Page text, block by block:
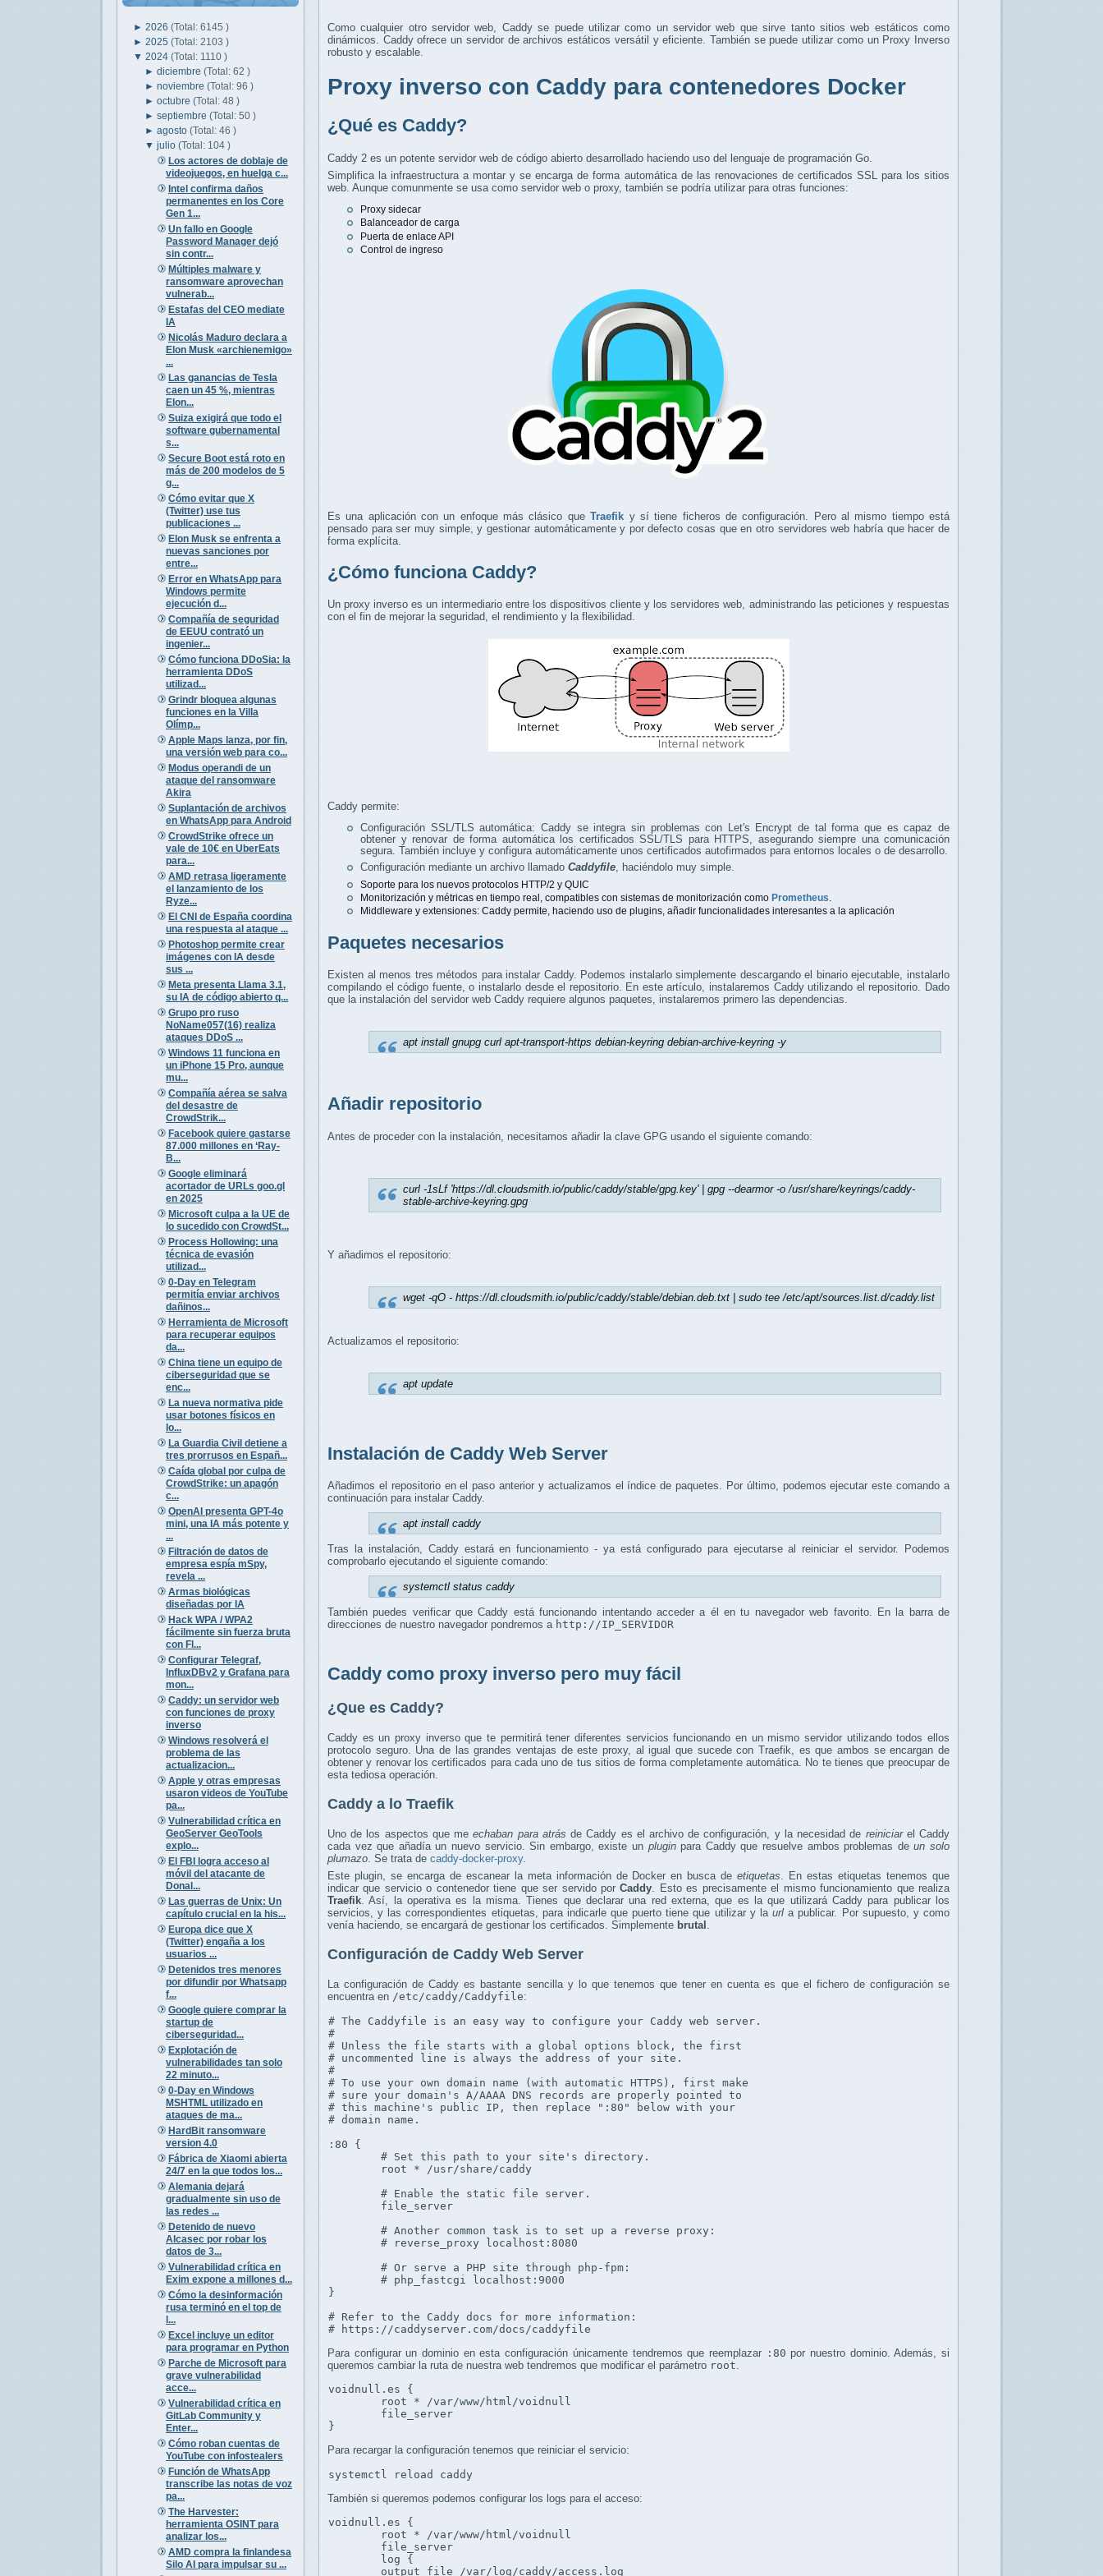
► 2026 (Total: 6145 )
► 2025 (Total: 2103 )
▼ 2024 (Total: 1110 )
►diciembre(Total: 62 )
►noviembre(Total: 96 )
►octubre(Total: 48 )
►septiembre(Total: 50 )
►agosto(Total: 46 )
▼julio(Total: 104 )
Los actores de doblaje de
videojuegos, en huelga c...
Intel confirma daños
permanentes en los Core
Gen 1...
Un fallo en Google
Password Manager dejó
sin contr...
Múltiples malware y
ransomware aprovechan
vulnerab...
Estafas del CEO mediate
IA
Nicolás Maduro declara a
Elon Musk «archienemigo»
...
Las ganancias de Tesla
caen un 45 %, mientras
Elon...
Suiza exigirá que todo el
software gubernamental
s...
Secure Boot está roto en
más de 200 modelos de 5
g...
Cómo evitar que X
(Twitter) use tus
publicaciones ...
Elon Musk se enfrenta a
nuevas sanciones por
entre...
Error en WhatsApp para
Windows permite
ejecución d...
Compañía de seguridad
de EEUU contrató un
ingenier...
Cómo funciona DDoSia: la
herramienta DDoS
utilizad...
Grindr bloquea algunas
funciones en la Villa
Olímp...
Apple Maps lanza, por fin,
una versión web para co...
Modus operandi de un
ataque del ransomware
Akira
Suplantación de archivos
en WhatsApp para Android
CrowdStrike ofrece un
vale de 10€ en UberEats
para...
AMD retrasa ligeramente
el lanzamiento de los
Ryze...
El CNI de España coordina
una respuesta al ataque ...
Photoshop permite crear
imágenes con IA desde
sus ...
Meta presenta Llama 3.1,
su IA de código abierto q...
Grupo pro ruso
NoName057(16) realiza
ataques DDoS ...
Windows 11 funciona en
un iPhone 15 Pro, aunque
mu...
Compañía aérea se salva
del desastre de
CrowdStrik...
Facebook quiere gastarse
87.000 millones en ‘Ray-
B...
Google eliminará
acortador de URLs goo.gl
en 2025
Microsoft culpa a la UE de
lo sucedido con CrowdSt...
Process Hollowing: una
técnica de evasión
utilizad...
0-Day en Telegram
permitía enviar archivos
dañinos...
Herramienta de Microsoft
para recuperar equipos
da...
China tiene un equipo de
ciberseguridad que se
enc...
La nueva normativa pide
usar botones físicos en
lo...
La Guardia Civil detiene a
tres prorrusos en Españ...
Caída global por culpa de
CrowdStrike: un apagón
c...
OpenAI presenta GPT-4o
mini, una IA más potente y
...
Filtración de datos de
empresa espía mSpy,
revela ...
Armas biológicas
diseñadas por IA
Hack WPA / WPA2
fácilmente sin fuerza bruta
con Fl...
Configurar Telegraf,
InfluxDBv2 y Grafana para
mon...
Caddy: un servidor web
con funciones de proxy
inverso
Windows resolverá el
problema de las
actualizacion...
Apple y otras empresas
usaron videos de YouTube
pa...
Vulnerabilidad crítica en
GeoServer GeoTools
explo...
El FBI logra acceso al
móvil del atacante de
Donal...
Las guerras de Unix: Un
capítulo crucial en la his...
Europa dice que X
(Twitter) engaña a los
usuarios ...
Detenidos tres menores
por difundir por Whatsapp
f...
Google quiere comprar la
startup de
ciberseguridad...
Explotación de
vulnerabilidades tan solo
22 minuto...
0-Day en Windows
MSHTML utilizado en
ataques de ma...
HardBit ransomware
version 4.0
Fábrica de Xiaomi abierta
24/7 en la que todos los...
Alemania dejará
gradualmente sin uso de
las redes ...
Detenido de nuevo
Alcasec por robar los
datos de 3...
Vulnerabilidad crítica en
Exim expone a millones d...
Cómo la desinformación
rusa terminó en el top de
l...
Excel incluye un editor
para programar en Python
Parche de Microsoft para
grave vulnerabilidad
acce...
Vulnerabilidad crítica en
GitLab Community y
Enter...
Cómo roban cuentas de
YouTube con infostealers
Función de WhatsApp
transcribe las notas de voz
pa...
The Harvester:
herramienta OSINT para
analizar los...
AMD compra la finlandesa
Silo AI para impulsar su ...
Como cualquier otro servidor web, Caddy se puede utilizar como un servidor web que sirve tanto sitios web estáticos como
dinámicos. Caddy ofrece un servidor de archivos estáticos versátil y eficiente. También se puede utilizar como un Proxy Inverso
robusto y escalable.
Proxy inverso con Caddy para contenedores Docker
¿Qué es Caddy?
Caddy 2 es un potente servidor web de código abierto desarrollado haciendo uso del lenguaje de programación Go.
Simplifica la infraestructura a montar y se encarga de forma automática de las renovaciones de certificados SSL para los sitios
web. Aunque comunmente se usa como servidor web o proxy, también se podría utilizar para otras funciones:
Proxy sidecar
Balanceador de carga
Puerta de enlace API
Control de ingreso
Es una aplicación con un enfoque más clásico queTraefik y sí tiene ficheros de configuración. Pero al mismo tiempo está
pensado para ser muy simple, y gestionar automáticamente y por defecto cosas que en otro servidores web habría que hacer de
forma explícita.
¿Cómo funciona Caddy?
Un proxy inverso es un intermediario entre los dispositivos cliente y los servidores web, administrando las peticiones y respuestas
con el fin de mejorar la seguridad, el rendimiento y la flexibilidad.
Caddy permite:
Configuración SSL/TLS automática: Caddy se integra sin problemas con Let's Encrypt de tal forma que es capaz de
obtener y renovar de forma automática los certificados SSL/TLS para HTTPS, asegurando siempre una comunicación
segura. También incluye y configura automáticamente unos certificados autofirmados para entornos locales o de desarrollo.
Configuración mediante un archivo llamado Caddyfile, haciéndolo muy simple.
Soporte para los nuevos protocolos HTTP/2 y QUIC
Monitorización y métricas en tiempo real, compatibles con sistemas de monitorización como Prometheus.
Middleware y extensiones: Caddy permite, haciendo uso de plugins, añadir funcionalidades interesantes a la aplicación
Paquetes necesarios
Existen al menos tres métodos para instalar Caddy. Podemos instalarlo simplemente descargando el binario ejecutable, instalarlo
compilando el código fuente, o instalarlo desde el repositorio. En este artículo, instalaremos Caddy utilizando el repositorio. Dado
que la instalación del servidor web Caddy requiere algunos paquetes, instalaremos primero las dependencias.
apt install gnupg curl apt-transport-https debian-keyring debian-archive-keyring -y
Añadir repositorio
Antes de proceder con la instalación, necesitamos añadir la clave GPG usando el siguiente comando:
curl -1sLf 'https://dl.cloudsmith.io/public/caddy/stable/gpg.key' | gpg --dearmor -o /usr/share/keyrings/caddy-
stable-archive-keyring.gpg
Y añadimos el repositorio:
wget -qO - https://dl.cloudsmith.io/public/caddy/stable/debian.deb.txt | sudo tee /etc/apt/sources.list.d/caddy.list
Actualizamos el repositorio:
apt update
Instalación de Caddy Web Server
Añadimos el repositorio en el paso anterior y actualizamos el índice de paquetes. Por último, podemos ejecutar este comando a
continuación para instalar Caddy.
apt install caddy
Tras la instalación, Caddy estará en funcionamiento - ya está configurado para ejecutarse al reiniciar el servidor. Podemos
comprobarlo ejecutando el siguiente comando:
systemctl status caddy
También puedes verificar que Caddy está funcionando intentando acceder a él en tu navegador web favorito. En la barra de
direcciones de nuestro navegador pondremos a http://IP_SERVIDOR
Caddy como proxy inverso pero muy fácil
¿Que es Caddy?
Caddy es un proxy inverso que te permitirá tener diferentes servicios funcionando en un mismo servidor utilizando todos ellos
protocolo seguro. Una de las grandes ventajas de este proxy, al igual que sucede con Traefik, es que ambos se encargan de
obtener y renovar los certificados para cada uno de tus sitios de forma completamente automática. No te tienes que preocupar de
esta tediosa operación.
Caddy a lo Traefik
Uno de los aspectos que meechaban para atrás de Caddy es el archivo de configuración, y la necesidad de reiniciarel Caddy
cada vez que añadía un nuevo servicio. Sin embargo, existe un pluginpara Caddy que resuelve ambos problemas deun solo
plumazo . Se trata de caddy-docker-proxy.
Este plugin, se encarga de escanear la meta información de Docker en busca deetiquetas. En estas etiquetas tenemos que
indicar que servicio o contenedor tiene que ser servido porCaddy. Esto es precisamente el mismo funcionamiento que realiza
Traefik. Así, la operativa es la misma. Tienes que declarar una red externa, que es la que utilizará Caddy para publicar los
servicios, y las correspondientes etiquetas, para indicarle que puerto tiene que utilizar y laurl a publicar. Por supuesto, y como
venía haciendo, se encargará de gestionar los certificados. Simplemente brutal .
Configuración de Caddy Web Server
La configuración de Caddy es bastante sencilla y lo que tenemos que tener en cuenta es que el fichero de configuración se
encuentra en /etc/caddy/Caddyfile:
# The Caddyfile is an easy way to configure your Caddy web server.
#
# Unless the file starts with a global options block, the first
# uncommented line is always the address of your site.
#
# To use your own domain name (with automatic HTTPS), first make
# sure your domain's A/AAAA DNS records are properly pointed to
# this machine's public IP, then replace ":80" below with your
# domain name.
:80 {
        # Set this path to your site's directory.
        root * /usr/share/caddy
        # Enable the static file server.
        file_server
        # Another common task is to set up a reverse proxy:
        # reverse_proxy localhost:8080
        # Or serve a PHP site through php-fpm:
        # php_fastcgi localhost:9000
}
# Refer to the Caddy docs for more information:
# https://caddyserver.com/docs/caddyfile
Para configurar un dominio en esta configuración únicamente tendremos que reemplazar :80 por nuestro dominio. Además, si
queremos cambiar la ruta de nuestra web tendremos que modificar el parámetro root
voidnull.es {
        root * /var/www/html/voidnull
        file_server
}
Para recargar la configuración tenemos que reiniciar el servicio:
systemctl reload caddy
También si queremos podemos configurar los logs para el acceso:
voidnull.es {
        root * /var/www/html/voidnull
        file_server
        log
{
        output
file /var/log/caddy/access.log